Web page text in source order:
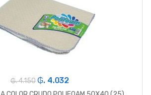
₲. 4.150 ₲. 4.032